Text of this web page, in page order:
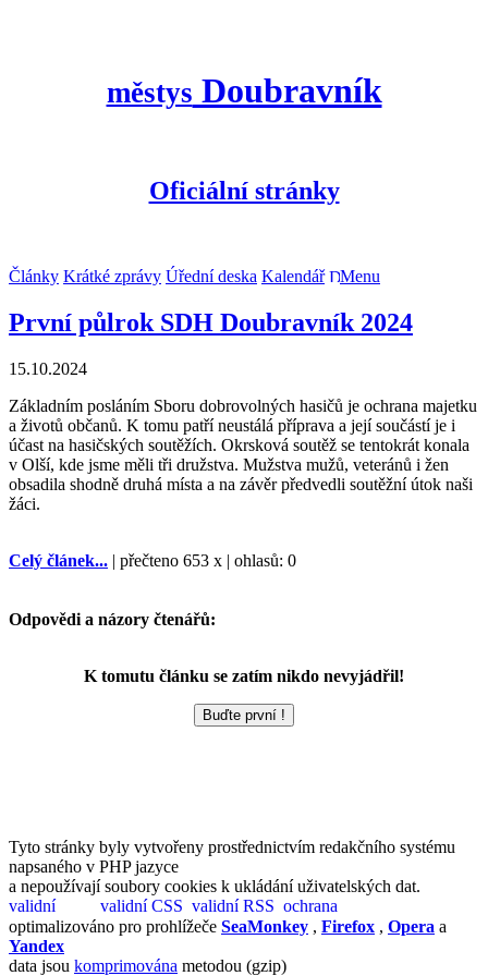
městys Doubravník
Oficiální stránky
Články Krátké zprávy Úřední deska Kalendář Menu
První půlrok SDH Doubravník 2024
15.10.2024
Základním posláním Sboru dobrovolných hasičů je ochrana majetku
a životů občanů. K tomu patří neustálá příprava a její součástí je i
účast na hasičských soutěžích. Okrsková soutěž se tentokrát konala
v Olší, kde jsme měli tři družstva. Mužstva mužů, veteránů i žen
obsadila shodně druhá místa a na závěr předvedli soutěžní útok naši
žáci.
Celý článek... | přečteno 653 x | ohlasů: 0
Odpovědi a názory čtenářů:
K tomutu článku se zatím nikdo nevyjádřil!
Tyto stránky byly vytvořeny prostřednictvím redakčního systému
napsaného v PHP jazyce
a nepoužívají soubory cookies k ukládání uživatelských dat.
optimalizováno pro prohlížeče SeaMonkey , Firefox , Opera a
Yandex
data jsou komprimována metodou (gzip)